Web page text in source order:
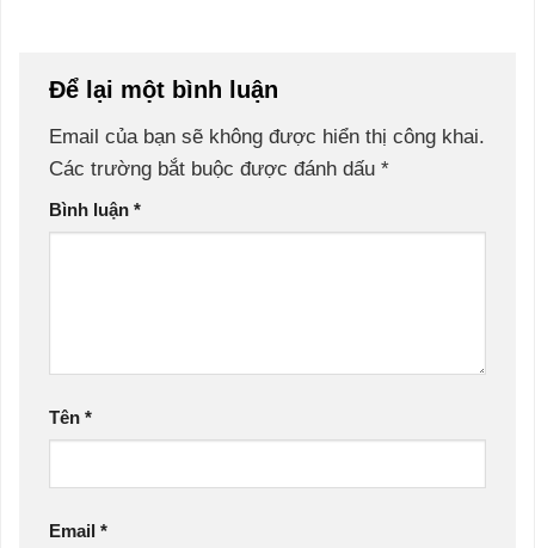
Để lại một bình luận
Email của bạn sẽ không được hiển thị công khai.
Các trường bắt buộc được đánh dấu *
Bình luận *
Tên *
Email *